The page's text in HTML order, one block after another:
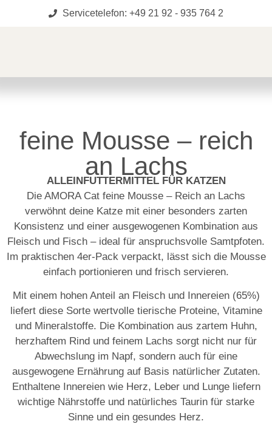
Servicetelefon: +49 21 92 - 935 764 2
feine Mousse – reich
an Lachs
ALLEINFUTTERMITTEL FÜR KATZEN
Die AMORA Cat feine Mousse – Reich an Lachs
verwöhnt deine Katze mit einer besonders zarten
Konsistenz und einer ausgewogenen Kombination aus
Fleisch und Fisch – ideal für anspruchsvolle Samtpfoten.
Im praktischen 4er-Pack verpackt, lässt sich die Mousse
einfach portionieren und frisch servieren.
Mit einem hohen Anteil an Fleisch und Innereien (65%)
liefert diese Sorte wertvolle tierische Proteine, Vitamine
und Mineralstoffe. Die Kombination aus zartem Huhn,
herzhaftem Rind und feinem Lachs sorgt nicht nur für
Abwechslung im Napf, sondern auch für eine
ausgewogene Ernährung auf Basis natürlicher Zutaten.
Enthaltene Innereien wie Herz, Leber und Lunge liefern
wichtige Nährstoffe und natürliches Taurin für starke
Sinne und ein gesundes Herz.